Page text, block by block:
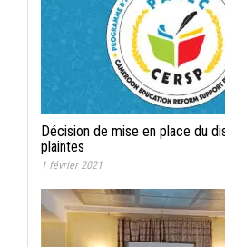
Décision de mise en place du
plaintes
1 février 2021